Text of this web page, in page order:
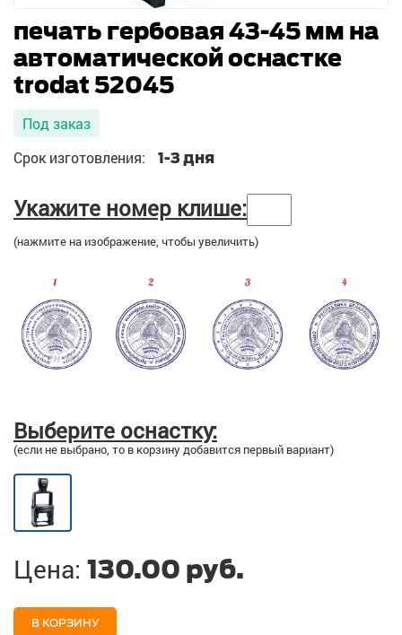
печать гербовая 43-45 мм на
автоматической оснастке
trodat 52045
Под заказ
Срок изготовления:
1-3 дня
Укажите номер клише:
(нажмите на изображение, чтобы увеличить)
Выберите оснастку:
(если не выбрано, то в корзину добавится первый вариант)
Цена: 130.00 руб.
В КОРЗИНУ